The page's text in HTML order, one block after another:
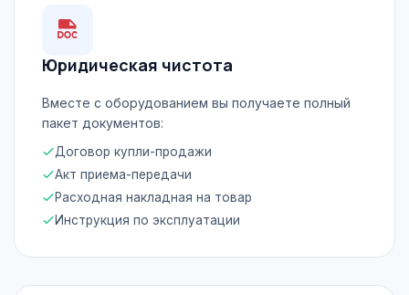
Юридическая чистота
Вместе с оборудованием вы получаете полный
пакет документов:
Договор купли-продажи
Акт приема-передачи
Расходная накладная на товар
Инструкция по эксплуатации